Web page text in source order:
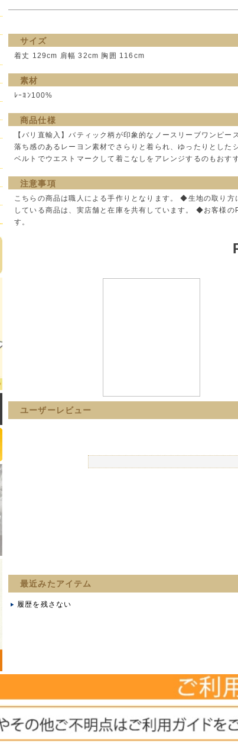
サイズ
着丈 129cm 肩幅 32cm 胸囲 116cm
素材
ﾚｰﾖﾝ100%
商品仕様
【バリ直輸入】バティック柄が印象的なノースリーブワンピース
落ち感のあるレーヨン素材でさらりと着られ、ゆったりとした
ベルトでウエストマークして着こなしをアレンジするのもおす
注意事項
こちらの商品は職人による手作りとなります。 ◆生地の取り
している商品は、実店舗と在庫を共有しています。 ◆お客様
す。
ユーザーレビュー
最近みたアイテム
履歴を残さない